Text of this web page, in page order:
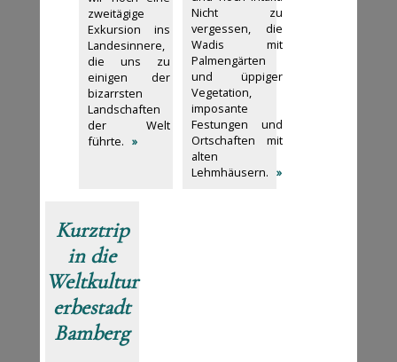
zweitägige
Exkursion ins
Landesinnere,
die uns zu
einigen der
bizarrsten
Landschaften
der Welt
führte. »
Nicht zu
vergessen, die
Wadis mit
Palmengärten
und üppiger
Vegetation,
imposante
Festungen und
Ortschaften mit
alten
Lehmhäusern. »
Kurztrip
in die
Weltkultur
erbestadt
Bamberg